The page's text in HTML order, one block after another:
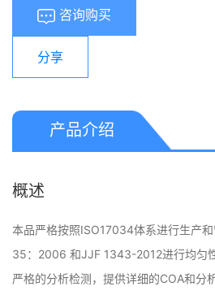
咨询购买
分享
产品介绍
概述
本品严格按照ISO17034体系进行生产
35：2006 和JJF 1343-2012进行均匀
严格的分析检测，提供详细的COA和分